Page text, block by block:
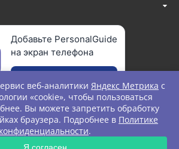
Добавьте PersonalGuide
на экран телефона
Guide. All rights Reserved.
веб-аналитики Яндекс Метрика с
«cookie», чтобы пользоваться
Вы можете запретить обработку
браузера. Подробнее в Политике
конфиденциальности.
ЗАПРОС